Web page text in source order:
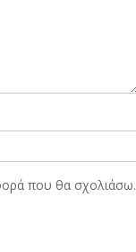
που θα σχολιάσω.